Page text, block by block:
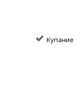
Купание